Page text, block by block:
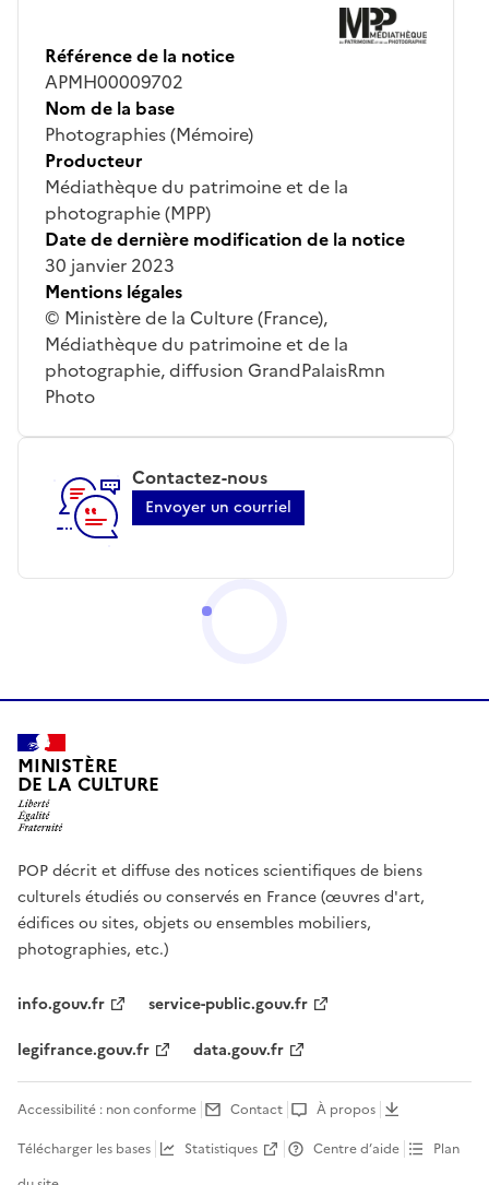
Référence de la notice
APMH00009702
Nom de la base
Photographies (Mémoire)
Producteur
Médiathèque du patrimoine et de la
photographie (MPP)
Date de dernière modification de la notice
30 janvier 2023
Mentions légales
© Ministère de la Culture (France),
Médiathèque du patrimoine et de la
photographie, diffusion GrandPalaisRmn
Photo
Contactez-nous
Envoyer un courriel
MINISTÈRE
DE LA CULTURE
POP décrit et diffuse des notices scientifiques de biens
culturels étudiés ou conservés en France (œuvres d'art,
édifices ou sites, objets ou ensembles mobiliers,
photographies, etc.)
info.gouv.fr
service-public.gouv.fr
legifrance.gouv.fr
data.gouv.fr
Accessibilité : non conforme Contact
À propos
Télécharger les bases
Statistiques Centre d’aide
Plan